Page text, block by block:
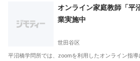
家庭教師 無料
オンライン家庭教師「平
業実施中
世田谷区
平沼橋学問所では、zoomを利用したオンライン指